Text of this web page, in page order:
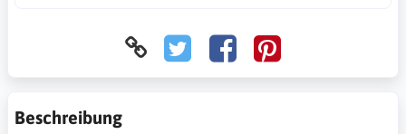
Beschreibung